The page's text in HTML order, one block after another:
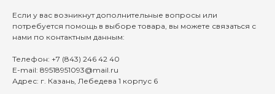
Если у вас возникнут дополнительные вопросы или
потребуется помощь в выборе товара, вы можете связаться с
нами по контактным данным:
Телефон: +7 (843) 246 42 40
E-mail: 89518951093@mail.ru
Адрес: г. Казань, Лебедева 1 корпус 6